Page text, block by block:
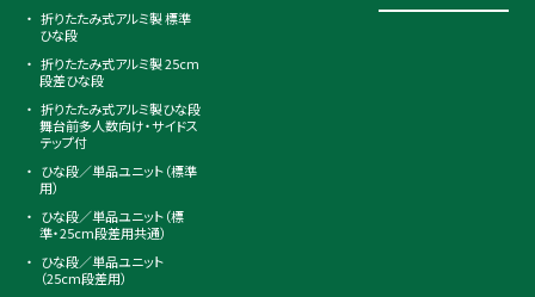
折りたたみ式アルミ製 標準
ひな段
折りたたみ式アルミ製 25cm
段差ひな段
折りたたみ式アルミ製ひな段
舞台前多人数向け・サイドス
テップ付
ひな段／単品ユニット（標準
用）
ひな段／単品ユニット（標
準・25cm段差用共通）
ひな段／単品ユニット
（25cm段差用）